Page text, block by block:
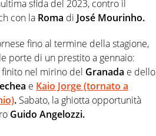
sfida del 2023, contro il
con la Roma di José Mourinho.
fino al termine della stagione,
porte di un prestito a gennaio:
finito nel mirino del Granada e dello
e Kaio Jorge (tornato a
. Sabato, la ghiotta opportunità
Guido Angelozzi.